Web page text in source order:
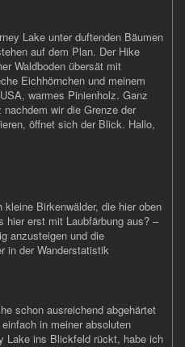
Lake unter duftenden Bäumen
auf dem Plan. Der Hike
Waldboden übersät mit
Eichhörnchen und meinem
warmes Pinienholz. Ganz
wir die Grenze der
öffnet sich der Blick. Hallo,
Birkenwälder, die hier oben
hier erst mit Laubfärbung aus? –
anzusteigen und die
in der Wanderstatistik
schon ausreichend abgehärtet
in meiner absoluten
Lake ins Blickfeld rückt, habe ich